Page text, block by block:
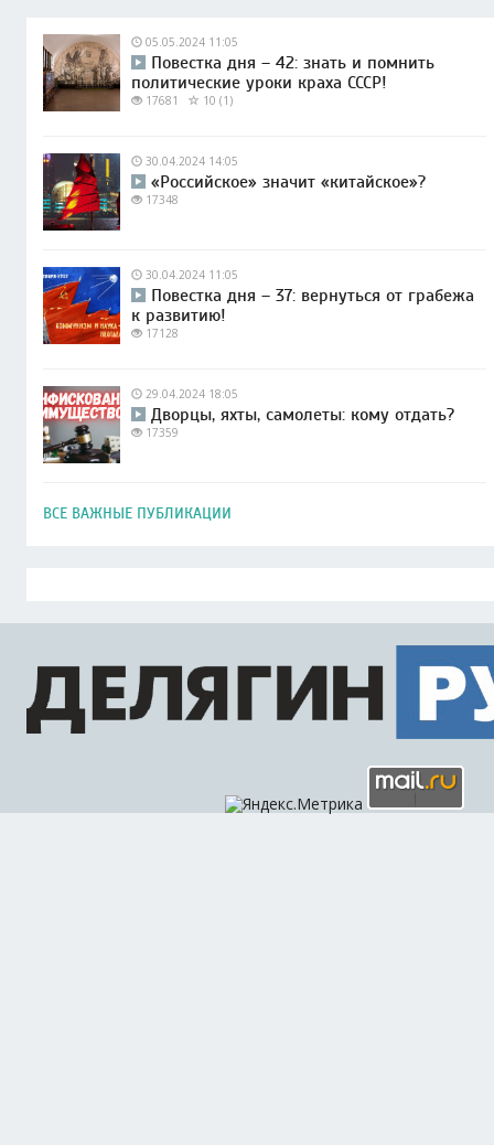
05.05.2024 11:05
Повестка дня – 42: знать и помнить
политические уроки краха СССР!
17681 10 (1)
30.04.2024 14:05
«Российское» значит «китайское»?
17348
30.04.2024 11:05
Повестка дня – 37: вернуться от грабежа
к развитию!
17128
29.04.2024 18:05
Дворцы, яхты, самолеты: кому отдать?
17359
ВСЕ ВАЖНЫЕ ПУБЛИКАЦИИ